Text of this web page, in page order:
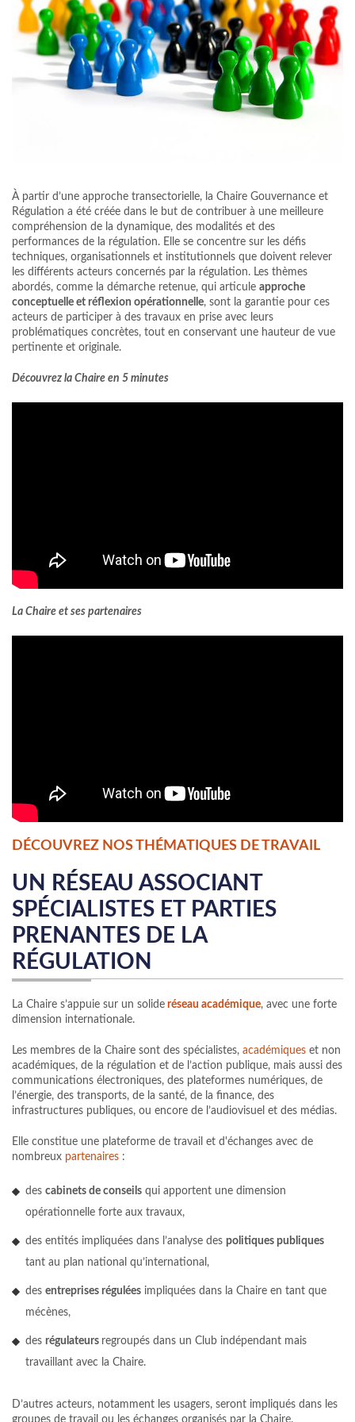
À partir d’une approche transectorielle, la Chaire Gouvernance et
Régulation a été créée dans le but de contribuer à une meilleure
compréhension de la dynamique, des modalités et des
performances de la régulation. Elle se concentre sur les défis
techniques, organisationnels et institutionnels que doivent relever
les différents acteurs concernés par la régulation. Les thèmes
abordés, comme la démarche retenue, qui articule approche
conceptuelle et réflexion opérationnelle, sont la garantie pour ces
acteurs de participer à des travaux en prise avec leurs
problématiques concrètes, tout en conservant une hauteur de vue
pertinente et originale.
Découvrez la Chaire en 5 minutes
La Chaire et ses partenaires
DÉCOUVREZ NOS THÉMATIQUES DE TRAVAIL
UN RÉSEAU ASSOCIANT
SPÉCIALISTES ET PARTIES
PRENANTES DE LA
RÉGULATION
La Chaire s’appuie sur un solide réseau académique, avec une forte
dimension internationale.
Les membres de la Chaire sont des spécialistes, académiques et non
académiques, de la régulation et de l’action publique, mais aussi des
communications électroniques, des plateformes numériques, de
l’énergie, des transports, de la santé, de la finance, des
infrastructures publiques, ou encore de l’audiovisuel et des médias.
Elle constitue une plateforme de travail et d'échanges avec de
nombreux partenaires :
des cabinets de conseils qui apportent une dimension
opérationnelle forte aux travaux,
des entités impliquées dans l’analyse des politiques publiques
tant au plan national qu’international,
des entreprises régulées impliquées dans la Chaire en tant que
mécènes,
des régulateurs regroupés dans un Club indépendant mais
travaillant avec la Chaire.
D’autres acteurs, notamment les usagers, seront impliqués dans les
groupes de travail ou les échanges organisés par la Chaire.